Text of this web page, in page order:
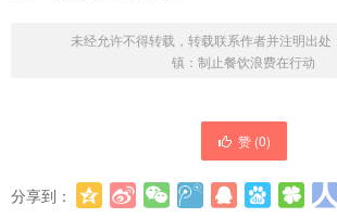
未经允许不得转载，转载联系作者并注明出处
镇：制止餐饮浪费在行动
赞 (0)
分享到：